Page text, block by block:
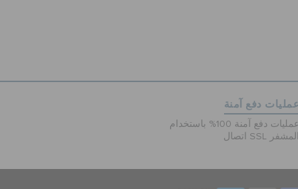
عمليات دفع آمنة
عمليات دفع آمنة 100% باستخدام
اتصال SSL المشفر